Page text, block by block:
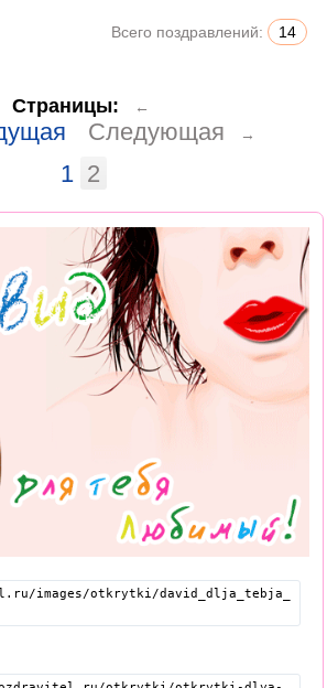
Всего поздравлений: 14
Страницы: ←
Следующая →
1 2